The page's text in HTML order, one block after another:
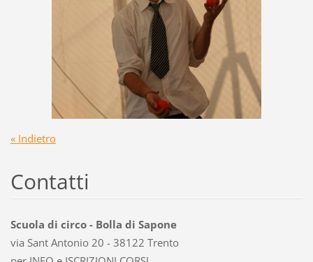
« Indietro
Contatti
Scuola di circo - Bolla di Sapone
via Sant Antonio 20 - 38122 Trento